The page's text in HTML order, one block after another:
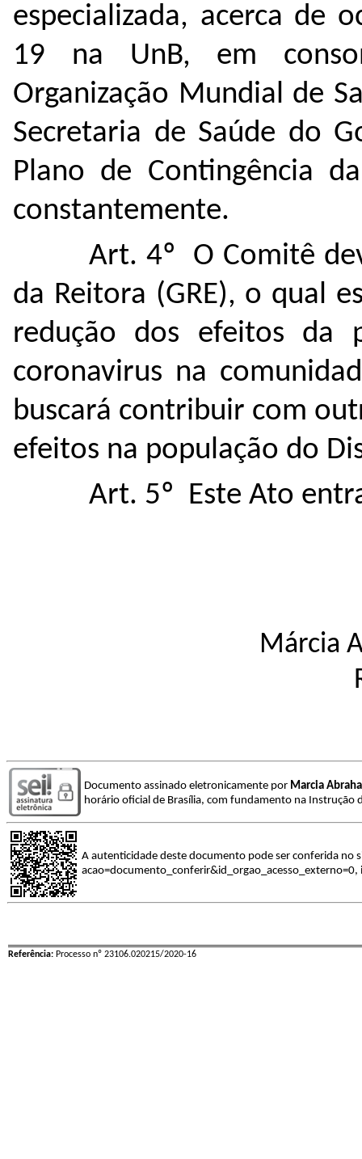
especializada, acerca de
19 na UnB, em
Organização Mundial de
Secretaria de Saúde do
Plano de Contingência
constantemente.
Art. 4º O Comitê
da Reitora (GRE), o qual
redução dos efeitos da
coronavirus na
buscará contribuir com
efeitos na população do
Art. 5º Este Ato
Márcia
Documento assinado eletronicamente por Marcia
horário oficial de Brasília, com fundamento na
A autenticidade deste documento pode ser conferida
Referência: Processo nº 23106.020215/2020-16